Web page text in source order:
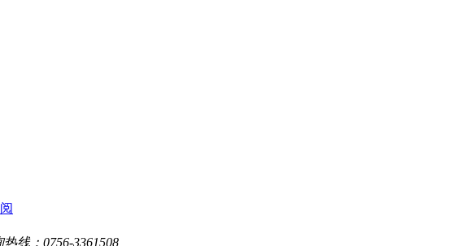
线：0756-3361508